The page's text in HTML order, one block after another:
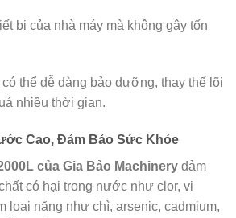
bị của nhà máy mà không gây tốn
thể dễ dàng bảo dưỡng, thay thế lõi
nhiều thời gian.
Cao, Đảm Bảo Sức Khỏe
của Gia Bảo Machinery đảm
có hại trong nước như clor, vi
loại nặng như chì, arsenic, cadmium,